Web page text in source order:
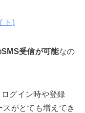
ト)
SMS受信が可能なの
グイン時や登録
がとても増えてき